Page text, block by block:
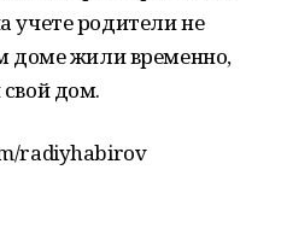
учете родители не
доме жили временно,
дом.
radiyhabirov